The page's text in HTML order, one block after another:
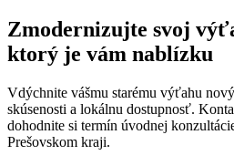
Zmodernizujte svoj
ktorý je vám nablízku
Vdýchnite vášmu starému výťahu
skúsenosti a lokálnu dostupnosť.
dohodnite si termín úvodnej
Prešovskom kraji.